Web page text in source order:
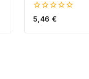
0
z
5
5,46 €